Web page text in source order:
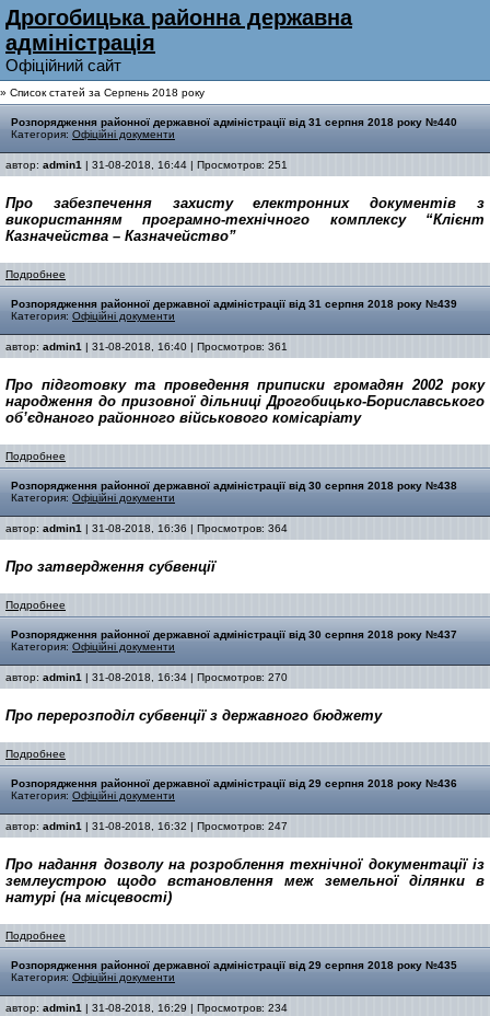
Дрогобицька районна державна
адмiнiстрацiя
Офiцiйний сайт
» Список статей за Серпень 2018 року
Розпорядження районної державної адміністрації від 31 серпня 2018 року №440
Категория: Офіційні документи
автор: admin1 | 31-08-2018, 16:44 | Просмотров: 251
Про забезпечення захистуелектронних документівз
використанням програмно-технічного комплексу “Клієнт
Казначейства – Казначейство”
Подробнее
Розпорядження районної державної адміністрації від 31 серпня 2018 року №439
Категория: Офіційні документи
автор: admin1 | 31-08-2018, 16:40 | Просмотров: 361
Про підготовку та проведення приписки громадян 2002 року
народження до призовної дільниці Дрогобицько-Бориславського
об’єднаного районного військового комісаріату
Подробнее
Розпорядження районної державної адміністрації від 30 серпня 2018 року №438
Категория: Офіційні документи
автор: admin1 | 31-08-2018, 16:36 | Просмотров: 364
Про затвердження субвенції
Подробнее
Розпорядження районної державної адміністрації від 30 серпня 2018 року №437
Категория: Офіційні документи
автор: admin1 | 31-08-2018, 16:34 | Просмотров: 270
Про перерозподіл субвенції з державного бюджету
Подробнее
Розпорядження районної державної адміністрації від 29 серпня 2018 року №436
Категория: Офіційні документи
автор: admin1 | 31-08-2018, 16:32 | Просмотров: 247
Про надання дозволу на розроблення технічної документації із
землеустрою щодо встановлення меж земельної ділянки в
натурі (на місцевості)
Подробнее
Розпорядження районної державної адміністрації від 29 серпня 2018 року №435
Категория: Офіційні документи
автор: admin1 | 31-08-2018, 16:29 | Просмотров: 234